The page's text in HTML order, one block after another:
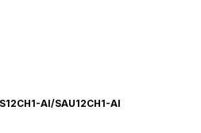
AI/SAU12CH1-AI